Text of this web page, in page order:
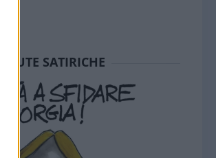
SEDUTE SATIRICHE